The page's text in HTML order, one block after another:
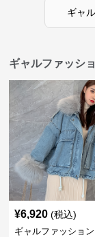
ギャ
ギャルファッシ
¥6,920 (税込)
ギャルファッショ